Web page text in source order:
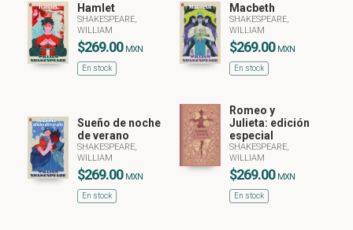
Hamlet
SHAKESPEARE,
WILLIAM
$269.00 MXN
En stock
Macbeth
SHAKESPEARE,
WILLIAM
$269.00 MXN
En stock
Sueño de noche
de verano
SHAKESPEARE,
WILLIAM
$269.00 MXN
En stock
Romeo y
Julieta: edición
especial
SHAKESPEARE,
WILLIAM
$269.00 MXN
En stock